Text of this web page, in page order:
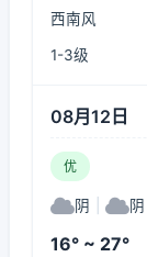
西南风
1-3级
08月12日
优
阴 阴
16° ~ 27°